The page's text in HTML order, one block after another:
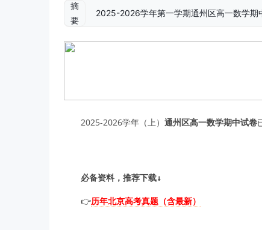
摘
要
2025-2026学年第一学期通州区高一数学期
2025-2026学年（上） 通州区高一数学期中试卷
必备资料，推荐下载↓
👉历年北京高考真题（含最新）